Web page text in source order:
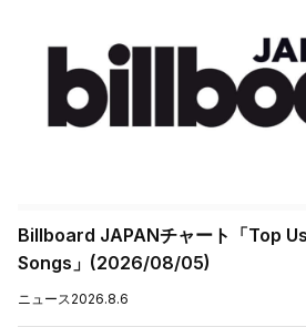
Billboard JAPANチャート「Top
Songs」(2026/08/05)
ニュース 2026.8.6